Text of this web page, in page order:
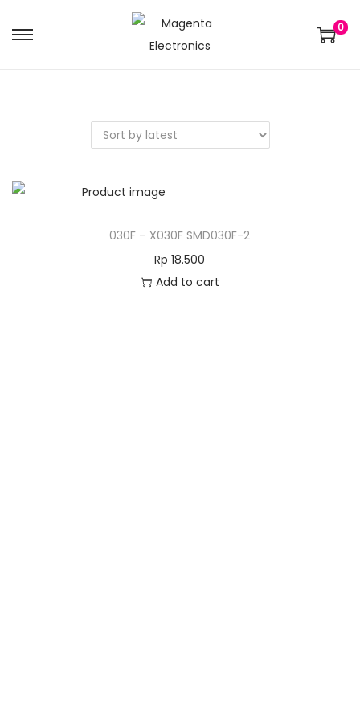
0
030F – X030F SMD030F-2
Rp 18.500
Add to cart